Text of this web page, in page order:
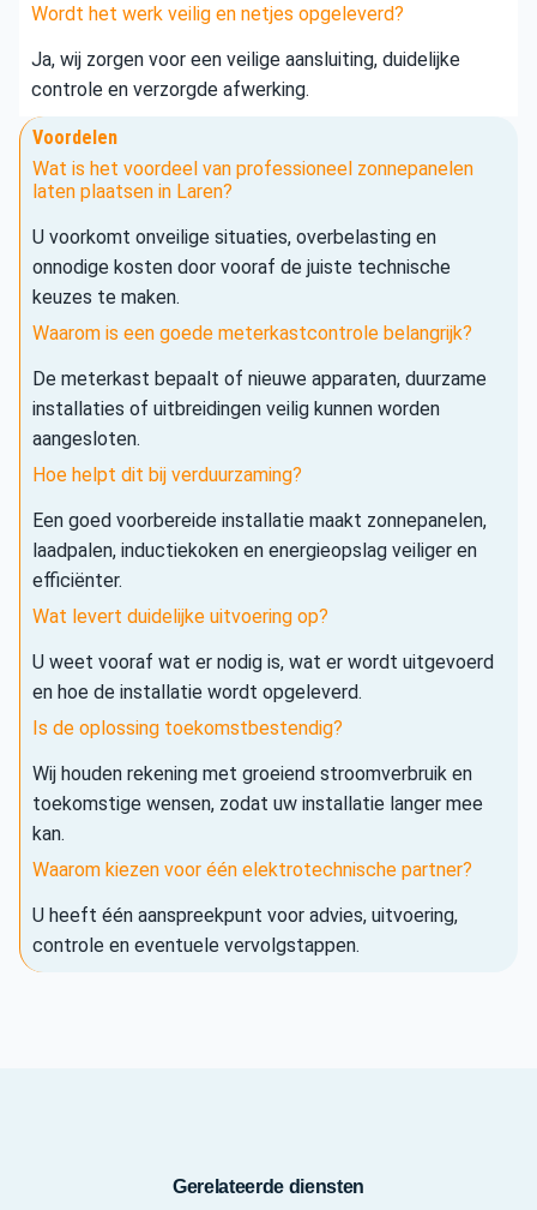
Wordt het werk veilig en netjes opgeleverd?
Ja, wij zorgen voor een veilige aansluiting, duidelijke
controle en verzorgde afwerking.
Voordelen
Wat is het voordeel van professioneel zonnepanelen
laten plaatsen in Laren?
U voorkomt onveilige situaties, overbelasting en
onnodige kosten door vooraf de juiste technische
keuzes te maken.
Waarom is een goede meterkastcontrole belangrijk?
De meterkast bepaalt of nieuwe apparaten, duurzame
installaties of uitbreidingen veilig kunnen worden
aangesloten.
Hoe helpt dit bij verduurzaming?
Een goed voorbereide installatie maakt zonnepanelen,
laadpalen, inductiekoken en energieopslag veiliger en
efficiënter.
Wat levert duidelijke uitvoering op?
U weet vooraf wat er nodig is, wat er wordt uitgevoerd
en hoe de installatie wordt opgeleverd.
Is de oplossing toekomstbestendig?
Wij houden rekening met groeiend stroomverbruik en
toekomstige wensen, zodat uw installatie langer mee
kan.
Waarom kiezen voor één elektrotechnische partner?
U heeft één aanspreekpunt voor advies, uitvoering,
controle en eventuele vervolgstappen.
Gerelateerde diensten